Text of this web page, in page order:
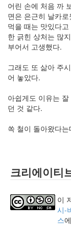
어린 손에 처음 까
면은 은근히 날카로
먹을 때는 맛있다
한 긁힌 상처는 많
부어서 고생했다.
그래도 또 삶아 주
어 놓았다.
아쉽게도 이유는
던 것 같다.
쏙 철이 돌아왔다
크리에이티
이
시-
스